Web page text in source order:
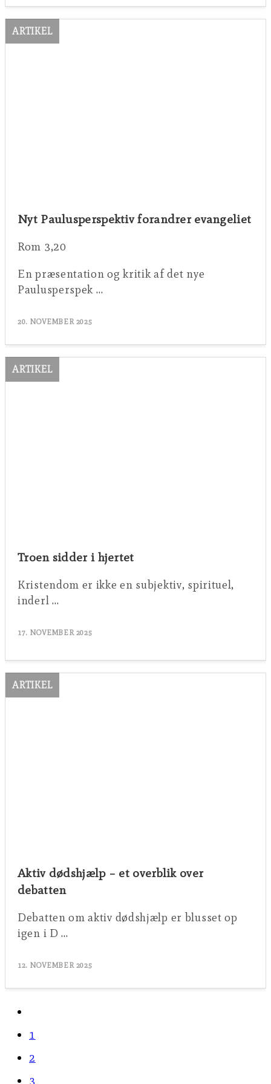
ARTIKEL
Nyt Paulusperspektiv forandrer evangeliet
Rom 3,20
En præsentation og kritik af det nye
Paulusperspek …
20. NOVEMBER 2025
ARTIKEL
Troen sidder i hjertet
Kristendom er ikke en subjektiv, spirituel,
inderl …
17. NOVEMBER 2025
ARTIKEL
Aktiv dødshjælp – et overblik over
debatten
Debatten om aktiv dødshjælp er blusset op
igen i D …
12. NOVEMBER 2025
to
the
previous
1
2
3